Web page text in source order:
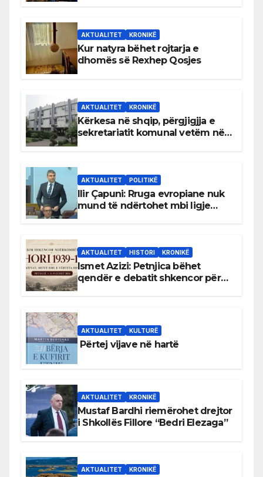
AKTUALITET KRONIKË
Kur natyra bëhet rojtarja e
dhomës së Rexhep Qosjes
AKTUALITET KRONIKË
Kërkesa në shqip, përgjigjja e
sekretariatit komunal vetëm në
AKTUALITET POLITIKË
Ilir Çapuni: Rruga evropiane nuk
mund të ndërtohet mbi ligje
AKTUALITET HISTORI KRONIKË
Ismet Azizi: Petnjica bëhet
qendër e debatit shkencor për
AKTUALITET KULTURË
Përtej vijave në hartë
AKTUALITET KRONIKË
Mustaf Bardhi riemërohet drejtor
i Shkollës Fillore “Bedri Elezaga”
AKTUALITET KRONIKË